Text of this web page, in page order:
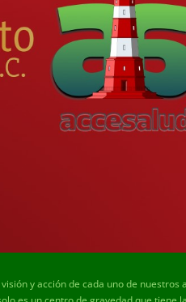
y acción de cada uno de nuestros